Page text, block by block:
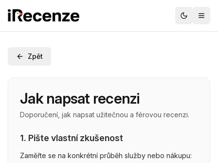
Zpět
Jak napsat recenzi
Doporučení, jak napsat užitečnou a férovou recenzi.
1. Pište vlastní zkušenost
Zaměřte se na konkrétní průběh služby nebo nákupu: